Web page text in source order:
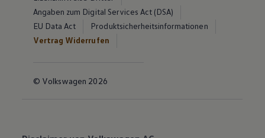
Angaben zum Digital Services Act (DSA)
EU Data Act
Produktsicherheitsinformationen
Vertrag Widerrufen
© Volkswagen 2026